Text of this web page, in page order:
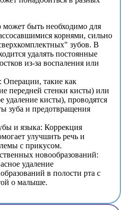
может быть необходимо для
корнями, сильно
зубов. В
удалять постоянные
из-за воспаления или
Операции, такие как
передней стенки кисты) или
удаление кисты), проводятся
зуба и предотвращения
и языка: Коррекция
улучшить речь и
с прикусом.
новообразований:
удаление
в полости рта с
о малыше.